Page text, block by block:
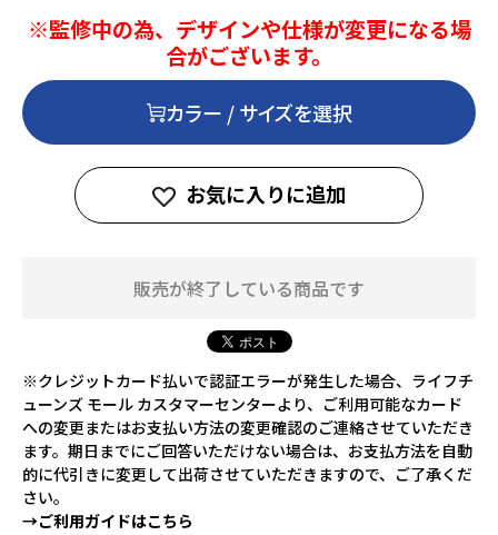
※監修中の為、デザインや仕様が変更になる場
合がございます。
カラー / サイズを選択
お気に入りに追加
販売が終了している商品です
※クレジットカード払いで認証エラーが発生した場合、ライフチ
ューンズ モール カスタマーセンターより、ご利用可能なカード
への変更またはお支払い方法の変更確認のご連絡させていただき
ます。期日までにご回答いただけない場合は、お支払方法を自動
的に代引きに変更して出荷させていただきますので、ご了承くだ
さい。
→ご利用ガイドはこちら